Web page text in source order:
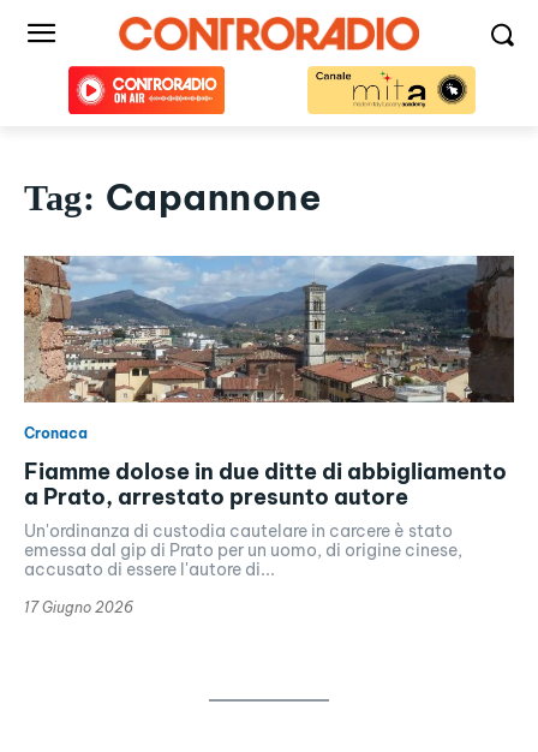
Tag: Capannone
Cronaca
Fiamme dolose in due ditte di abbigliamento
a Prato, arrestato presunto autore
Un'ordinanza di custodia cautelare in carcere è stato
emessa dal gip di Prato per un uomo, di origine cinese,
accusato di essere l'autore di...
17 Giugno 2026